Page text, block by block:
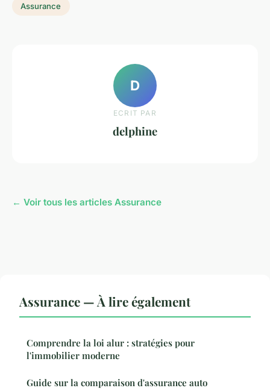
Assurance
D
ECRIT PAR
delphine
← Voir tous les articles Assurance
Assurance — À lire également
Comprendre la loi alur : stratégies pour
l'immobilier moderne
Guide sur la comparaison d'assurance auto